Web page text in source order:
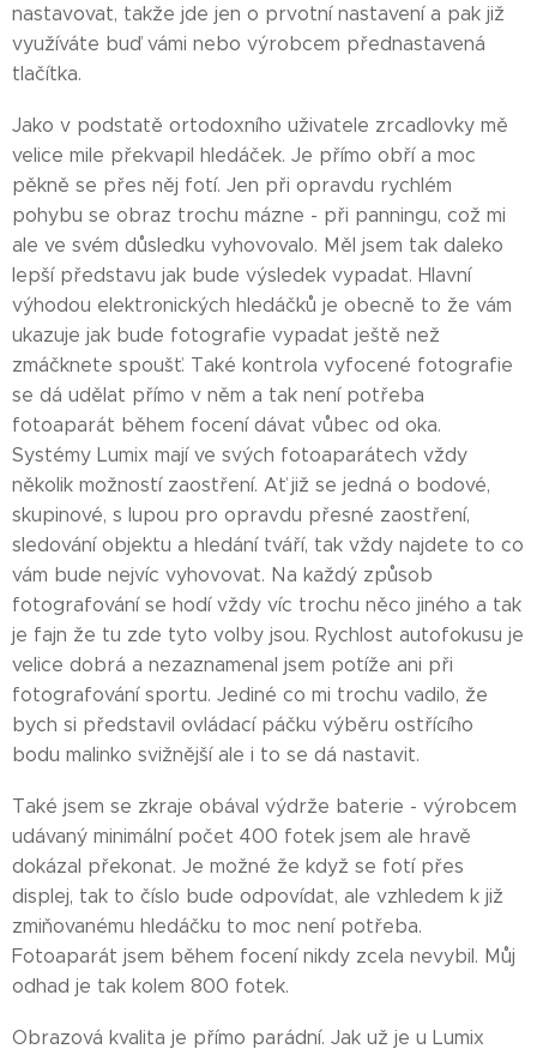
nastavovat, takže jde jen o prvotní nastavení a pak již
využíváte buď vámi nebo výrobcem přednastavená
tlačítka.
Jako v podstatě ortodoxního uživatele zrcadlovky mě
velice mile překvapil hledáček. Je přímo obří a moc
pěkně se přes něj fotí. Jen při opravdu rychlém
pohybu se obraz trochu mázne - při panningu, což mi
ale ve svém důsledku vyhovovalo. Měl jsem tak daleko
lepší představu jak bude výsledek vypadat. Hlavní
výhodou elektronických hledáčků je obecně to že vám
ukazuje jak bude fotografie vypadat ještě než
zmáčknete spoušť. Také kontrola vyfocené fotografie
se dá udělat přímo v něm a tak není potřeba
fotoaparát během focení dávat vůbec od oka.
Systémy Lumix mají ve svých fotoaparátech vždy
několik možností zaostření. Ať již se jedná o bodové,
skupinové, s lupou pro opravdu přesné zaostření,
sledování objektu a hledání tváří, tak vždy najdete to co
vám bude nejvíc vyhovovat. Na každý způsob
fotografování se hodí vždy víc trochu něco jiného a tak
je fajn že tu zde tyto volby jsou. Rychlost autofokusu je
velice dobrá a nezaznamenal jsem potíže ani při
fotografování sportu. Jediné co mi trochu vadilo, že
bych si představil ovládací páčku výběru ostřícího
bodu malinko svižnější ale i to se dá nastavit.
Také jsem se zkraje obával výdrže baterie - výrobcem
udávaný minimální počet 400 fotek jsem ale hravě
dokázal překonat. Je možné že když se fotí přes
displej, tak to číslo bude odpovídat, ale vzhledem k již
zmiňovanému hledáčku to moc není potřeba.
Fotoaparát jsem během focení nikdy zcela nevybil. Můj
odhad je tak kolem 800 fotek.
Obrazová kvalita je přímo parádní. Jak už je u Lumix